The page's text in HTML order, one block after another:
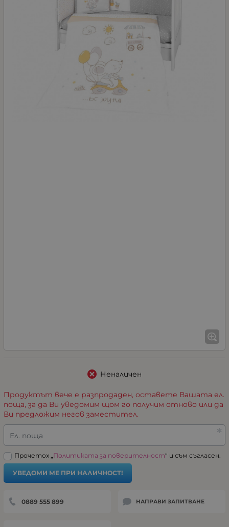
Неналичен
Продуктът вече е разпродаден, оставете Вашата ел.
поща, за да Ви уведомим щом го получим отново или да
Ви предложим негов заместител.
Ел. поща
Прочетох „ Политиката за поверителност“ и съм съгласен.
УВЕДОМИ МЕ ПРИ НАЛИЧНОСТ!
0889 555 899 НАПРАВИ ЗАПИТВАНЕ